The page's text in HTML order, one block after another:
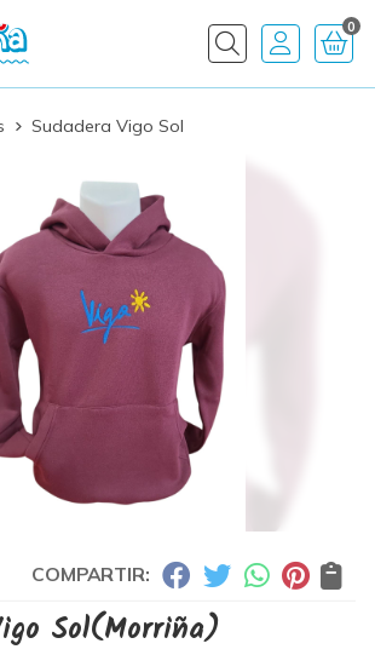
Buscar
0
Sudadera Vigo Sol
COMPARTIR:
Sol(Morriña)